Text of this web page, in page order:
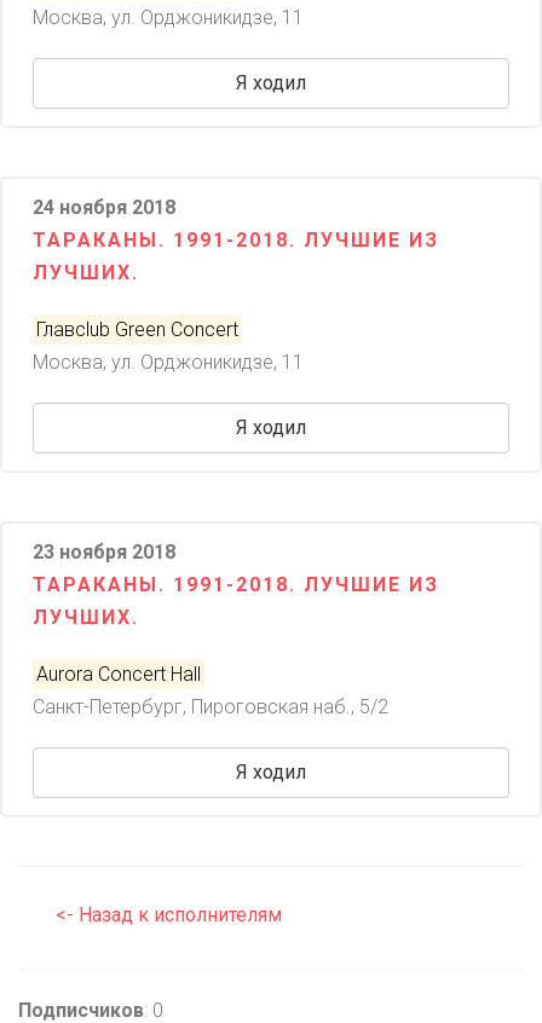
Москва, ул. Орджоникидзе, 11
Я ходил
24 ноября 2018
ТАРАКАНЫ. 1991-2018. ЛУЧШИЕ ИЗ
ЛУЧШИХ.
Главclub Green Concert
Москва, ул. Орджоникидзе, 11
Я ходил
23 ноября 2018
ТАРАКАНЫ. 1991-2018. ЛУЧШИЕ ИЗ
ЛУЧШИХ.
Aurora Concert Hall
Санкт-Петербург, Пироговская наб., 5/2
Я ходил
<- Назад к исполнителям
Подписчиков: 0